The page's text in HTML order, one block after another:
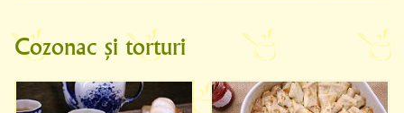
Cozonac și torturi